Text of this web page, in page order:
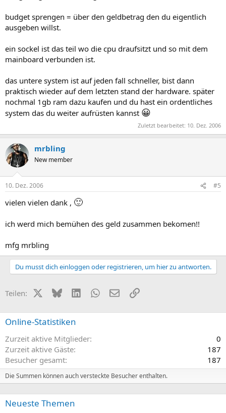
budget sprengen = über den geldbetrag den du eigentlich
ausgeben willst.
ein sockel ist das teil wo die cpu draufsitzt und so mit dem
mainboard verbunden ist.
das untere system ist auf jeden fall schneller, bist dann
praktisch wieder auf dem letzten stand der hardware. später
nochmal 1gb ram dazu kaufen und du hast ein ordentliches
system das du weiter aufrüsten kannst 😀
Zuletzt bearbeitet: 10. Dez. 2006
mrbling
New member
10. Dez. 2006 #5
vielen vielen dank , 🙂
ich werd mich bemühen des geld zusammen bekomen!!
mfg mrbling
Du musst dich einloggen oder registrieren, um hier zu antworten.
Teilen: X (Twitter)
BlueskyLinkedInWhatsApp
E-MailLink
Online-Statistiken
Zurzeit aktive Mitglieder
0
Zurzeit aktive Gäste
187
Besucher gesamt
187
Die Summen können auch versteckte Besucher enthalten.
Neueste Themen